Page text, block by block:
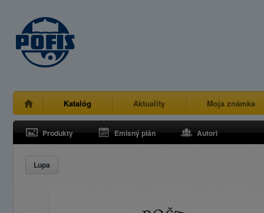
Katalóg Aktuality Moja známka
Produkty Emisný plán Autori
Lupa